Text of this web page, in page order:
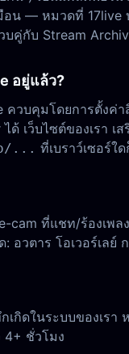
อน — หมวดที่ 17live
กับ Stream
อยู่แล้ว?
ควบคุมโดยการตั้
เว็บไซต์ของเรา
... ที่เบราว์เซอร์ใ
ที่แชท/ร้องเพ
วตาร โอเวอร์เลย์
กิดในระบบของเ
4+ ชั่วโมง